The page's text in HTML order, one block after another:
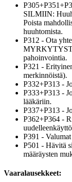
SILMIIN:
Poista
huuhtomista.
P312 - Ota
pahoinvointia.
P321 -
merkinnöistä).
P332+P313 -
P333+P313 -
lääkäriin.
P337+P313 -
P362+P364 -
P391 -
P501 - Hävitä
määräysten
Vaaralausekkeet: